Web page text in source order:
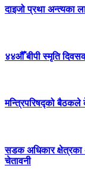
दाइजो प्रथा अन्त्यका
४४औँ बीपी स्मृति
मन्त्रिपरिषद्को बैठकले
सडक अधिकार क्षेत्रका
चेतावनी